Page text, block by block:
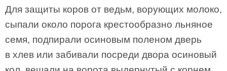
Для защиты коров от ведьм, ворующих молоко,
сыпали около порога крестообразно льняное
семя, подпирали осиновым поленом дверь
в хлев или забивали посреди двора осиновый